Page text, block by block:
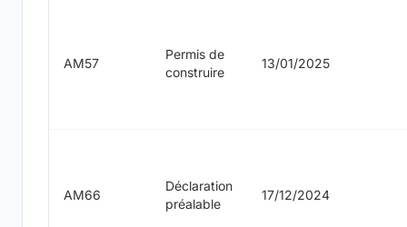
AM57
Permis de
construire
13/01/2025
AM66
Déclaration
préalable
17/12/2024